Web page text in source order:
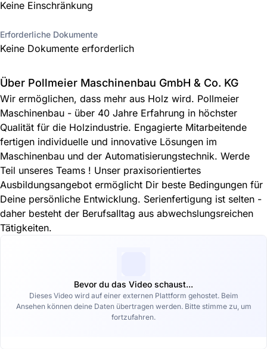
Keine Einschränkung
Erforderliche Dokumente
Keine Dokumente erforderlich
Über Pollmeier Maschinenbau GmbH & Co. KG
Wir ermöglichen, dass mehr aus Holz wird. Pollmeier
Maschinenbau - über 40 Jahre Erfahrung in höchster
Qualität für die Holzindustrie. Engagierte Mitarbeitende
fertigen individuelle und innovative Lösungen im
Maschinenbau und der Automatisierungstechnik. Werde
Teil unseres Teams ! Unser praxisorientiertes
Ausbildungsangebot ermöglicht Dir beste Bedingungen für
Deine persönliche Entwicklung. Serienfertigung ist selten -
daher besteht der Berufsalltag aus abwechslungsreichen
Tätigkeiten.
Bevor du das Video schaust...
Dieses Video wird auf einer externen Plattform gehostet. Beim
Ansehen können deine Daten übertragen werden. Bitte stimme zu, um
fortzufahren.